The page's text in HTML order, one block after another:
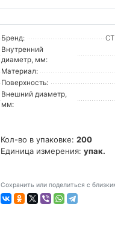
Бренд:
Внутренний
диаметр, мм:
Материал:
Поверхность:
Внешний диаметр,
мм:
Кол-во в упаковке: 200
Единица измерения: упак.
Сохранить или поделиться с